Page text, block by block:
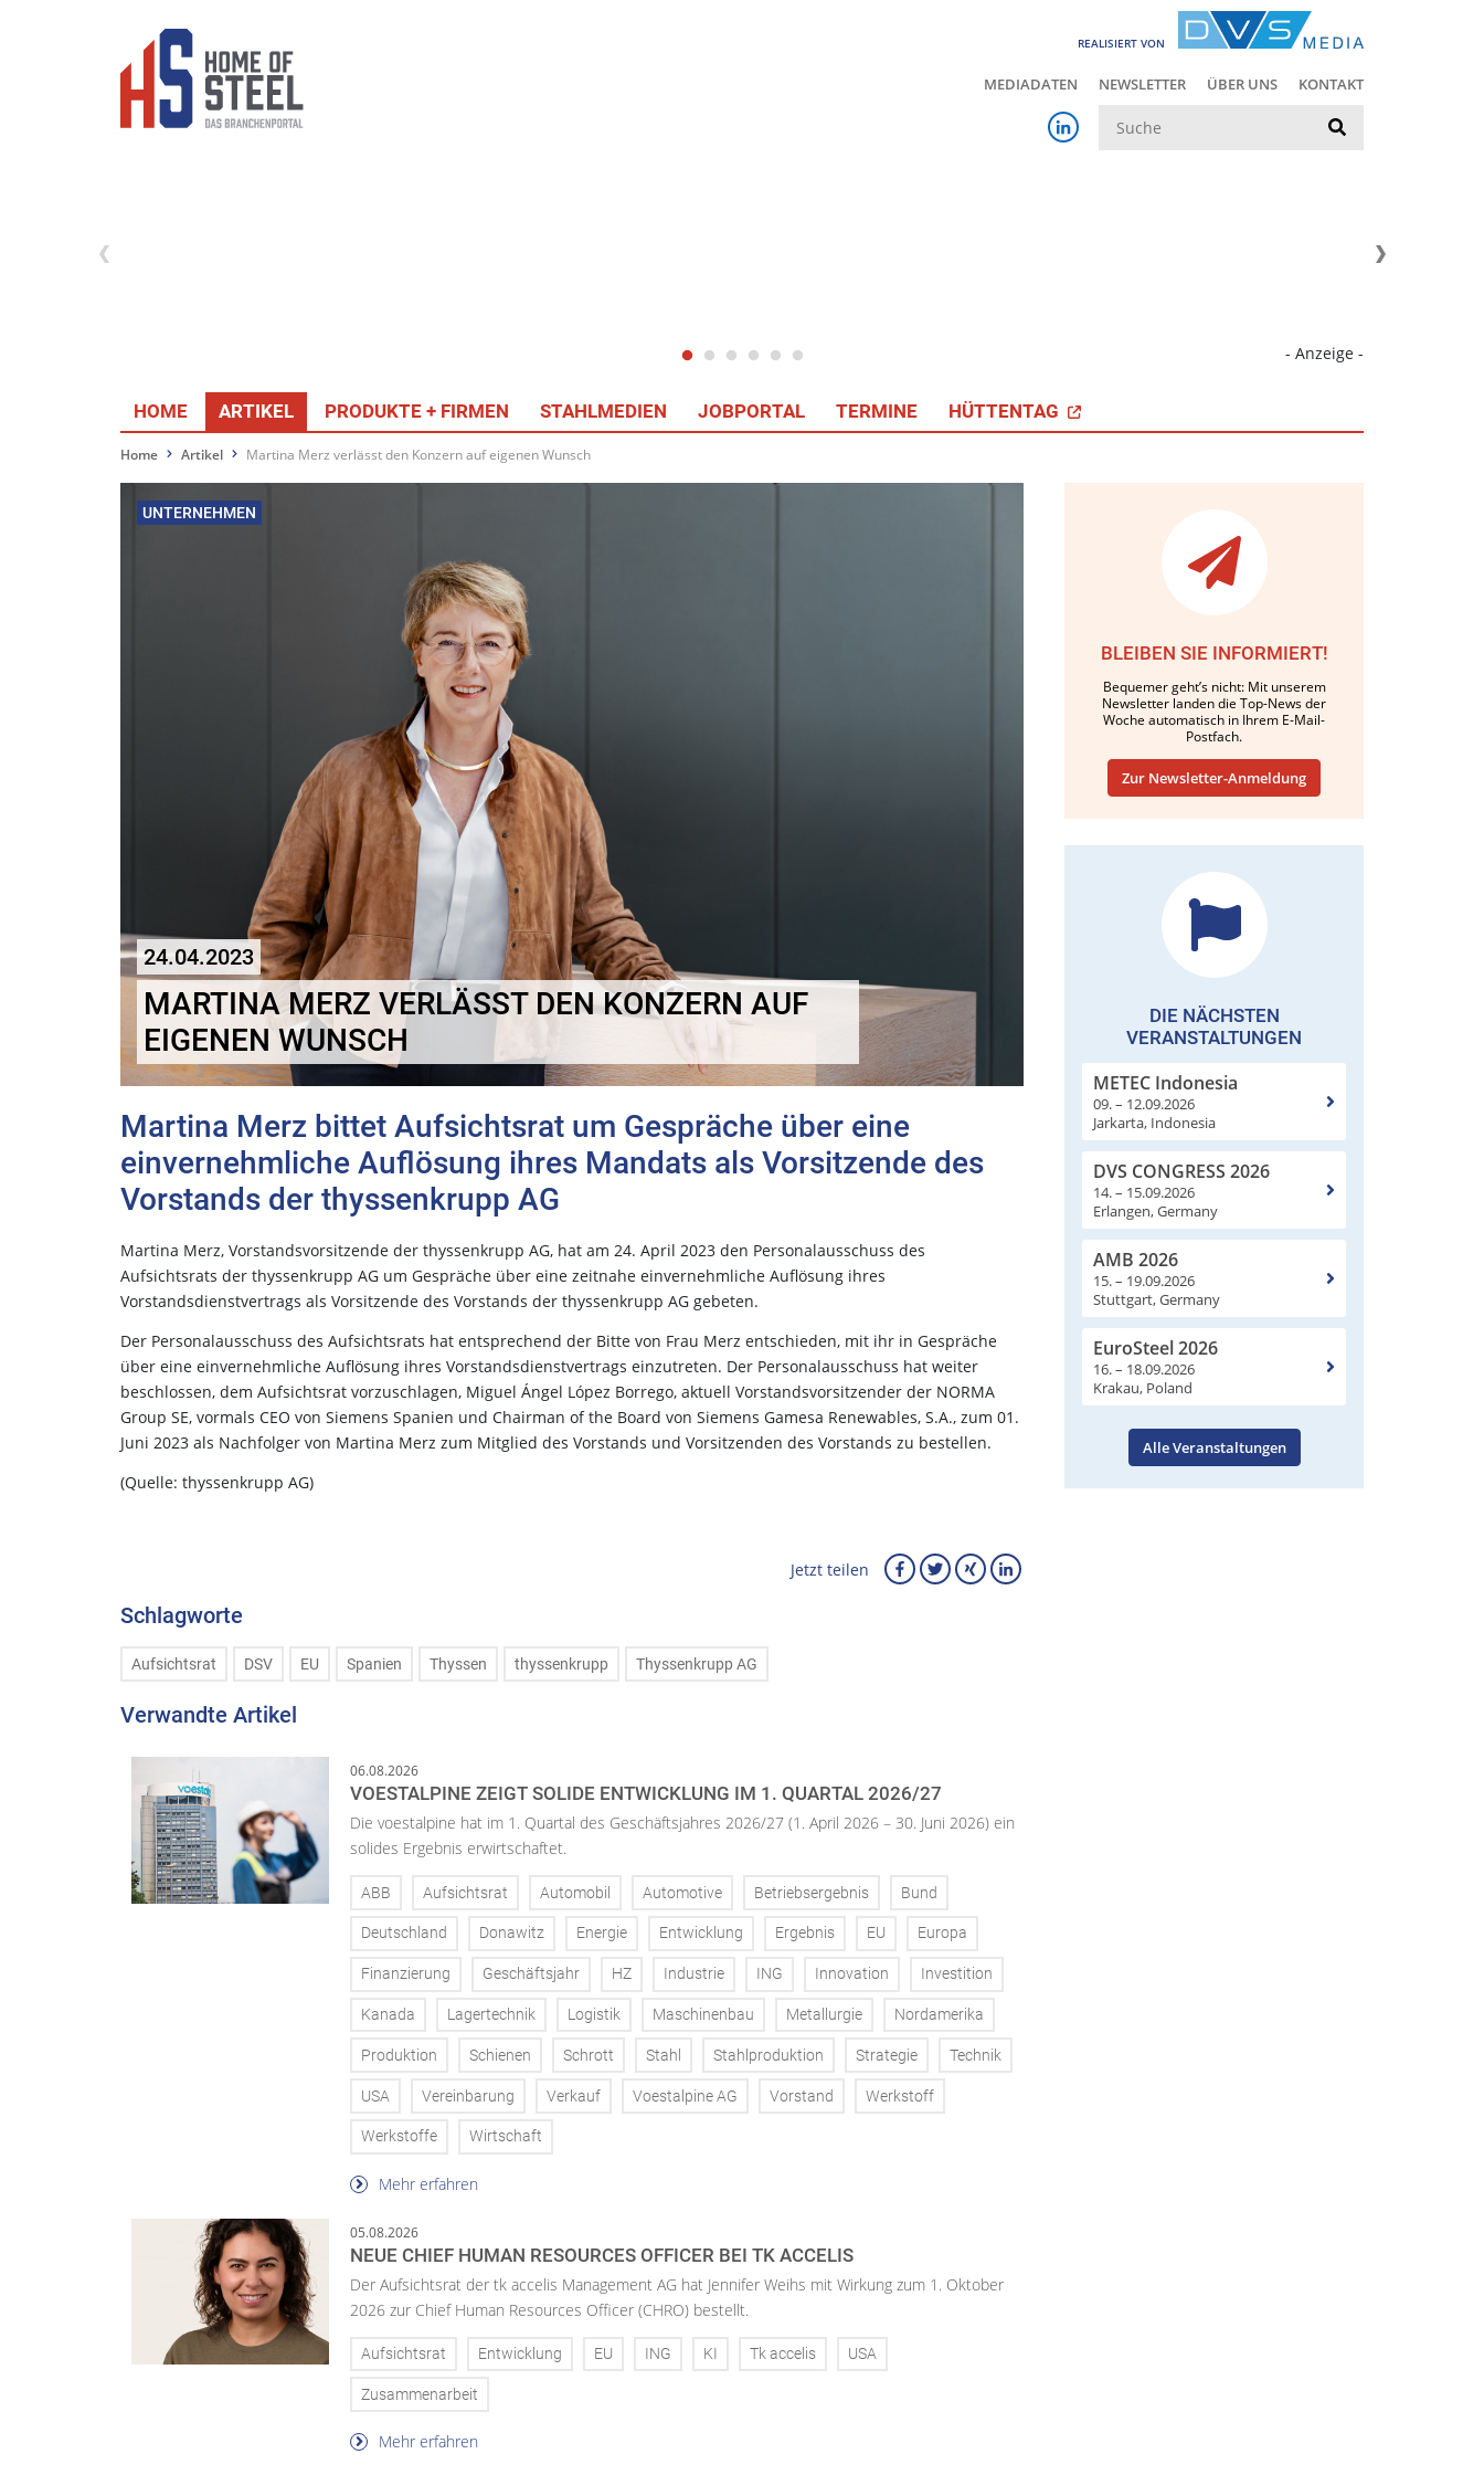
REALISIERT VON
MEDIADATEN NEWSLETTER ÜBER UNS KONTAKT
- Anzeige -
HOME ARTIKEL PRODUKTE + FIRMEN STAHLMEDIEN JOBPORTAL TERMINE HÜTTENTAG
Home Artikel Martina Merz verlässt den Konzern auf eigenen Wunsch
UNTERNEHMEN
24.04.2023
MARTINA MERZ VERLÄSST DEN KONZERN AUF
EIGENEN WUNSCH
Martina Merz bittet Aufsichtsrat um Gespräche über eine
einvernehmliche Auflösung ihres Mandats als Vorsitzende des
Vorstands der thyssenkrupp AG
Martina Merz, Vorstandsvorsitzende der thyssenkrupp AG, hat am 24. April 2023 den Personalausschuss des
Aufsichtsrats der thyssenkrupp AG um Gespräche über eine zeitnahe einvernehmliche Auflösung ihres
Vorstandsdienstvertrags als Vorsitzende des Vorstands der thyssenkrupp AG gebeten.
Der Personalausschuss des Aufsichtsrats hat entsprechend der Bitte von Frau Merz entschieden, mit ihr in Gespräche
über eine einvernehmliche Auflösung ihres Vorstandsdienstvertrags einzutreten. Der Personalausschuss hat weiter
beschlossen, dem Aufsichtsrat vorzuschlagen, Miguel Ángel López Borrego, aktuell Vorstandsvorsitzender der NORMA
Group SE, vormals CEO von Siemens Spanien und Chairman of the Board von Siemens Gamesa Renewables, S.A., zum 01.
Juni 2023 als Nachfolger von Martina Merz zum Mitglied des Vorstands und Vorsitzenden des Vorstands zu bestellen.
(Quelle: thyssenkrupp AG)
Jetzt teilen
Schlagworte
Aufsichtsrat DSV EU Spanien Thyssen thyssenkrupp Thyssenkrupp AG
Verwandte Artikel
06.08.2026
VOESTALPINE ZEIGT SOLIDE ENTWICKLUNG IM 1. QUARTAL 2026/27
Die voestalpine hat im 1. Quartal des Geschäftsjahres 2026/27 (1. April 2026 – 30. Juni 2026) ein
solides Ergebnis erwirtschaftet.
ABB Aufsichtsrat Automobil Automotive Betriebsergebnis Bund
Deutschland Donawitz Energie Entwicklung Ergebnis EU Europa
Finanzierung Geschäftsjahr HZ Industrie ING Innovation Investition
Kanada Lagertechnik Logistik Maschinenbau Metallurgie Nordamerika
Produktion Schienen Schrott Stahl Stahlproduktion Strategie Technik
USA Vereinbarung Verkauf Voestalpine AG Vorstand Werkstoff
Werkstoffe Wirtschaft
Mehr erfahren
05.08.2026
NEUE CHIEF HUMAN RESOURCES OFFICER BEI TK ACCELIS
Der Aufsichtsrat der tk accelis Management AG hat Jennifer Weihs mit Wirkung zum 1. Oktober
2026 zur Chief Human Resources Officer (CHRO) bestellt.
Aufsichtsrat Entwicklung EU ING KI Tk accelis USA
Zusammenarbeit
Mehr erfahren
BLEIBEN SIE INFORMIERT!
Bequemer geht’s nicht: Mit unserem
Newsletter landen die Top-News der
Woche automatisch in Ihrem E-Mail-
Postfach.
Zur Newsletter-Anmeldung
DIE NÄCHSTEN
VERANSTALTUNGEN
METEC Indonesia
09. – 12.09.2026
Jarkarta, Indonesia
DVS CONGRESS 2026
14. – 15.09.2026
Erlangen, Germany
AMB 2026
15. – 19.09.2026
Stuttgart, Germany
EuroSteel 2026
16. – 18.09.2026
Krakau, Poland
Alle Veranstaltungen